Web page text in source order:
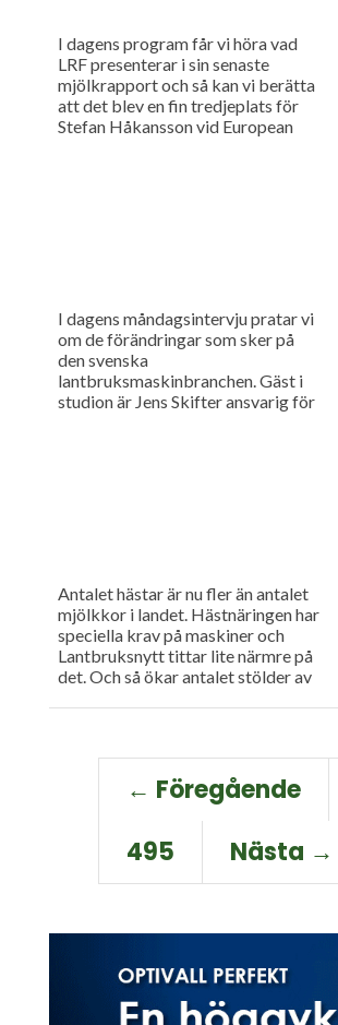
I dagens program får vi höra vad
LRF presenterar i sin senaste
mjölkrapport och så kan vi berätta
att det blev en fin tredjeplats för
Stefan Håkansson vid European
I dagens måndagsintervju pratar vi
om de förändringar som sker på
den svenska
lantbruksmaskinbranchen. Gäst i
studion är Jens Skifter ansvarig för
Antalet hästar är nu fler än antalet
mjölkkor i landet. Hästnäringen har
speciella krav på maskiner och
Lantbruksnytt tittar lite närmre på
det. Och så ökar antalet stölder av
← Föregående
495
Nästa →